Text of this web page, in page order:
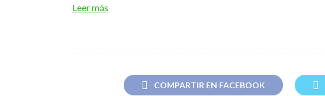
Leer más
COMPARTIR EN FACEBOOK